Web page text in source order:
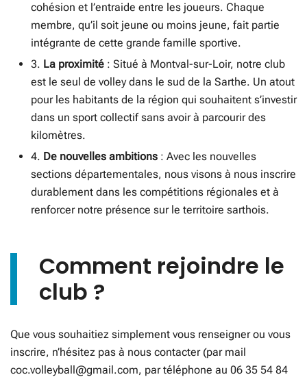
cohésion et l’entraide entre les joueurs. Chaque
membre, qu’il soit jeune ou moins jeune, fait partie
intégrante de cette grande famille sportive.
3. La proximité : Situé à Montval-sur-Loir, notre club
est le seul de volley dans le sud de la Sarthe. Un atout
pour les habitants de la région qui souhaitent s’investir
dans un sport collectif sans avoir à parcourir des
kilomètres.
4. De nouvelles ambitions : Avec les nouvelles
sections départementales, nous visons à nous inscrire
durablement dans les compétitions régionales et à
renforcer notre présence sur le territoire sarthois.
Comment rejoindre le
club ?
Que vous souhaitiez simplement vous renseigner ou vous
inscrire, n’hésitez pas à nous contacter (par mail
coc.volleyball@gmail.com, par téléphone au 06 35 54 84